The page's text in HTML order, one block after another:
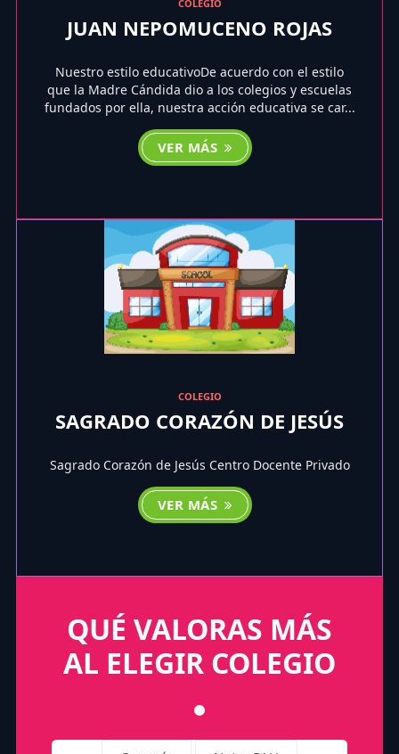
COLEGIO
JUAN NEPOMUCENO ROJAS
Nuestro estilo educativoDe acuerdo con el estilo
que la Madre Cándida dio a los colegios y escuelas
fundados por ella, nuestra acción educativa se car...
VER MÁS
COLEGIO
SAGRADO CORAZÓN DE JESÚS
Sagrado Corazón de Jesús Centro Docente Privado
VER MÁS
QUÉ VALORAS MÁS
AL ELEGIR COLEGIO